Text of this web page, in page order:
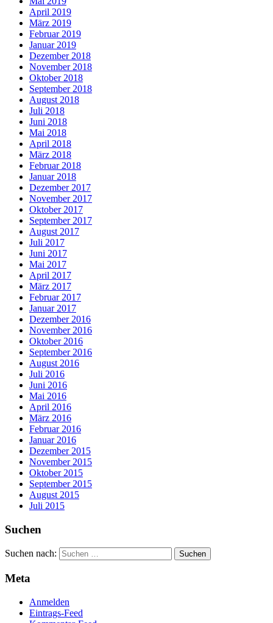
April 2019
März 2019
Februar 2019
Januar 2019
Dezember 2018
November 2018
Oktober 2018
September 2018
August 2018
Juli 2018
Juni 2018
Mai 2018
April 2018
März 2018
Februar 2018
Januar 2018
Dezember 2017
November 2017
Oktober 2017
September 2017
August 2017
Juli 2017
Juni 2017
Mai 2017
April 2017
März 2017
Februar 2017
Januar 2017
Dezember 2016
November 2016
Oktober 2016
September 2016
August 2016
Juli 2016
Juni 2016
Mai 2016
April 2016
März 2016
Februar 2016
Januar 2016
Dezember 2015
November 2015
Oktober 2015
September 2015
August 2015
Juli 2015
Suchen
Suchen nach:
Meta
Anmelden
Eintrags-Feed